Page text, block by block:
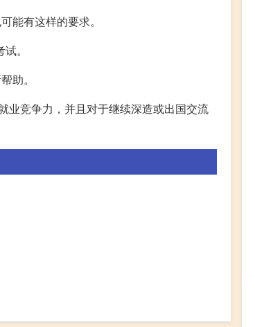
能有这样的要求。
。
助。
业竞争力，并且对于继续深造或出国交流